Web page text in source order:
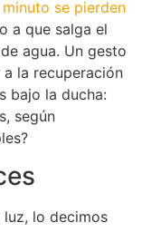
se pierden
a que salga el
de agua. Un gesto
la recuperación
bajo la ducha:
según
lo decimos